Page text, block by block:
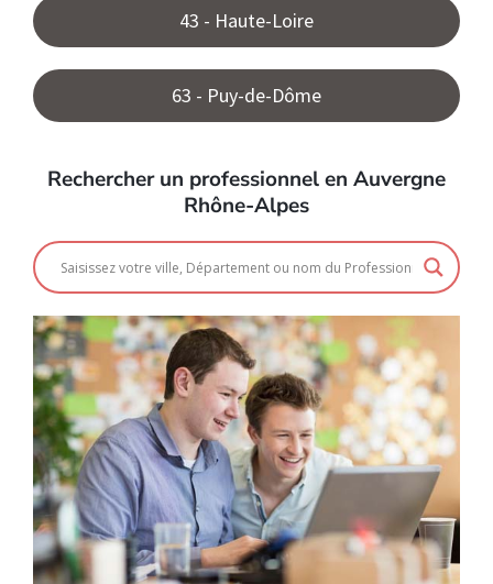
43 - Haute-Loire
63 - Puy-de-Dôme
Rechercher un professionnel en Auvergne
Rhône-Alpes